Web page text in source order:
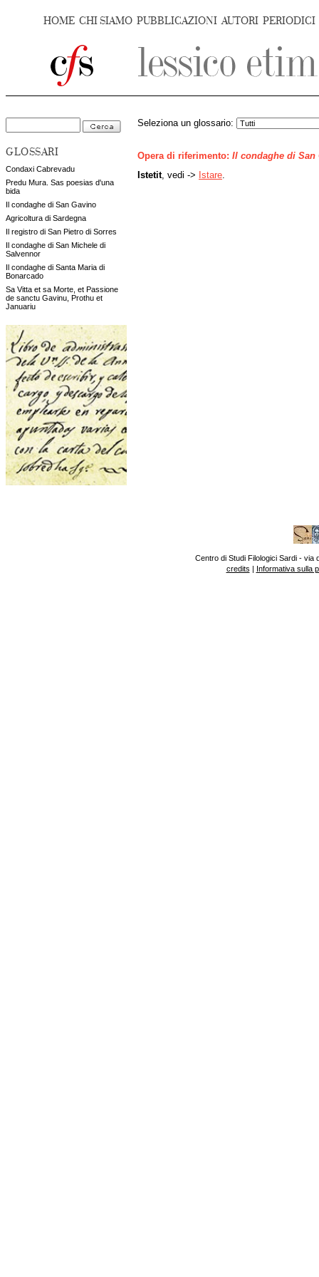
HOME CHI SIAMO PUBBLICAZIONI AUTORI PERIODICI
GLOSSARI
Condaxi Cabrevadu
Predu Mura. Sas poesias d'una
bida
Il condaghe di San Gavino
Agricoltura di Sardegna
Il registro di San Pietro di Sorres
Il condaghe di San Michele di
Salvennor
Il condaghe di Santa Maria di
Bonarcado
Sa Vitta et sa Morte, et Passione
de sanctu Gavinu, Prothu et
Januariu
Seleziona un glossario:
Opera di riferimento: Il condaghe di San
Istetit, vedi -> Istare
Centro di Studi Filologici Sardi - via
credits | Informativa sulla